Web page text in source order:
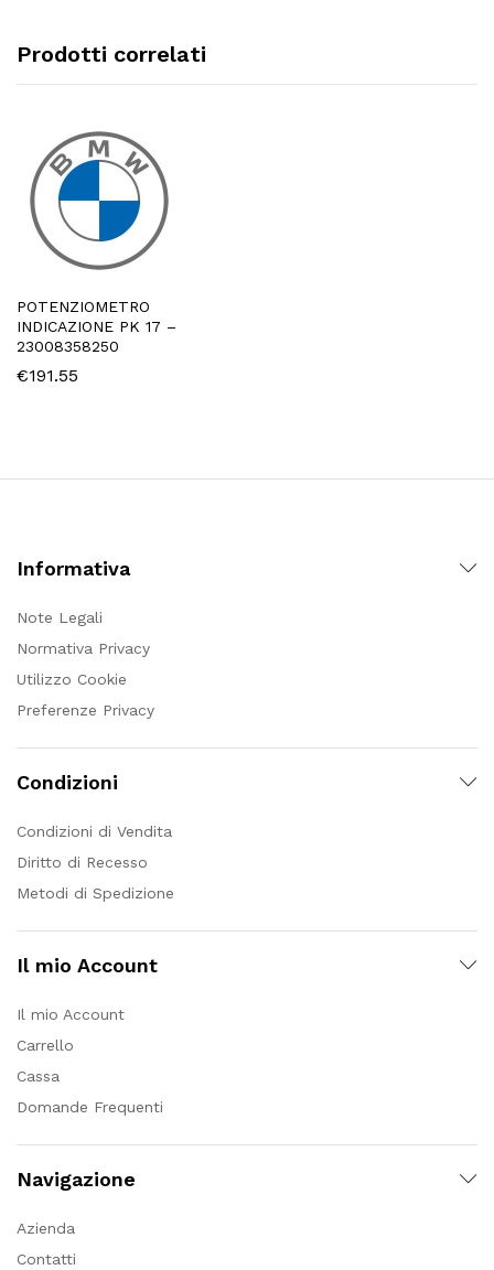
Prodotti correlati
POTENZIOMETRO
INDICAZIONE PK 17 –
23008358250
€191.55
Informativa
Note Legali
Normativa Privacy
Utilizzo Cookie
Preferenze Privacy
Condizioni
Condizioni di Vendita
Diritto di Recesso
Metodi di Spedizione
Il mio Account
Il mio Account
Carrello
Cassa
Domande Frequenti
Navigazione
Azienda
Contatti